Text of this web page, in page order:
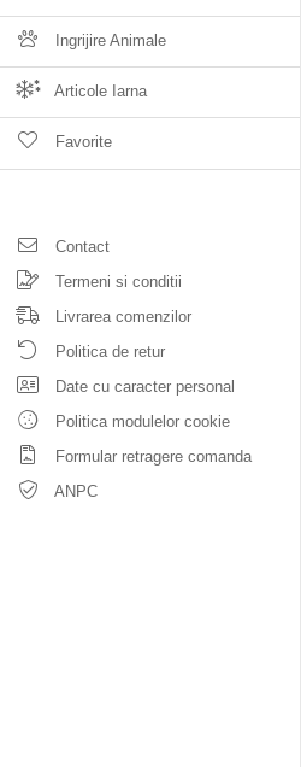
Ingrijire Animale
Articole Iarna
Favorite
Contact
Termeni si conditii
Livrarea comenzilor
Politica de retur
Date cu caracter personal
Politica modulelor cookie
Formular retragere comanda
ANPC